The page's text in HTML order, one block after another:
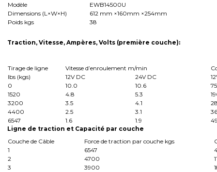
Modèle
EWB14500U
Dimensions (L×W×H)
612 mm ×160mm ×254mm
Poids kgs
38
Traction, Vitesse, Ampères, Volts (première couche):
Tirage de ligne Vitesse d’enroulement m/min
Ibs (kgs)
12V DC 24V DC
0
10.0 10.6
75
1520
4.8 5.3
3200
3.5 4.1
4400
2.5 3.1
6547
1.6 1.9
Ligne de traction et Capacité par couche
Couche de Câble
Force de traction par couche kgs
1
6547
2
4700
3
3900